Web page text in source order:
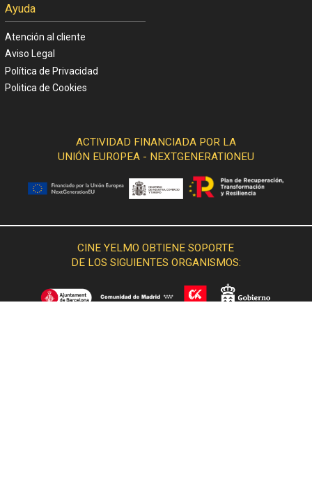
Ayuda
Atención al cliente
Aviso Legal
Política de Privacidad
Politica de Cookies
ACTIVIDAD FINANCIADA POR LA
UNIÓN EUROPEA - NEXTGENERATIONEU
CINE YELMO OBTIENE SOPORTE
DE LOS SIGUIENTES ORGANISMOS: